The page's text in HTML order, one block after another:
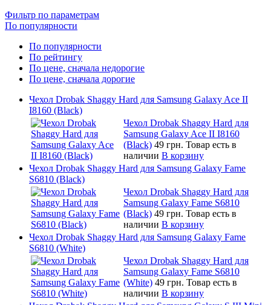
Фильтр по параметрам
По популярности
По популярности
По рейтингу
По цене, сначала недорогие
По цене, сначала дорогие
Чехол Drobak Shaggy Hard для Samsung Galaxy Ace II
I8160 (Black)
Чехол Drobak Shaggy Hard для
Samsung Galaxy Ace II I8160
(Black) 49 грн. Товар есть в
наличии В корзину
Чехол Drobak Shaggy Hard для Samsung Galaxy Fame
S6810 (Black)
Чехол Drobak Shaggy Hard для
Samsung Galaxy Fame S6810
(Black) 49 грн. Товар есть в
наличии В корзину
Чехол Drobak Shaggy Hard для Samsung Galaxy Fame
S6810 (White)
Чехол Drobak Shaggy Hard для
Samsung Galaxy Fame S6810
(White) 49 грн. Товар есть в
наличии В корзину